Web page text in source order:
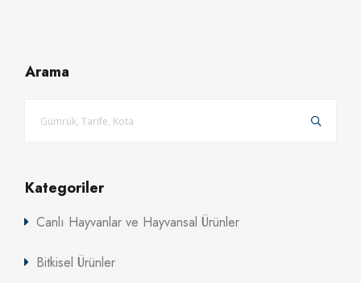
Arama
Kategoriler
Canlı Hayvanlar ve Hayvansal Ürünler
Bitkisel Ürünler